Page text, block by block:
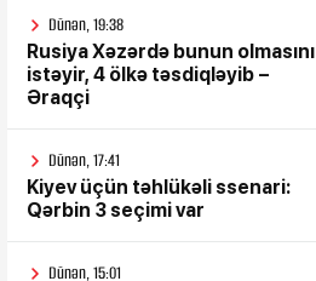
Dünən, 19:38
Rusiya Xəzərdə bunun olmasını
istəyir, 4 ölkə təsdiqləyib –
Əraqçi
Dünən, 17:41
Kiyev üçün təhlükəli ssenari:
Qərbin 3 seçimi var
Dünən, 15:01